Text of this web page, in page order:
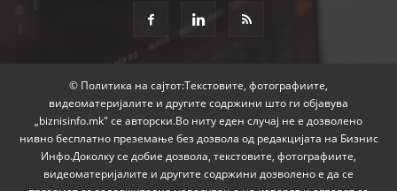
© Политика на сајтот:Текстовите, фотографиите,
видеоматеријалите и другите содржини што ги објавува
„biznisinfo.mk" се авторски.Во ниту еден случај не е дозволено
нивно бесплатно преземање без дозвола од редакцијата на Бизнис
Инфо.Доколку се добие дозвола, текстовите, фотографиите,
видеоматеријалите и другите содржини дозволено е да се